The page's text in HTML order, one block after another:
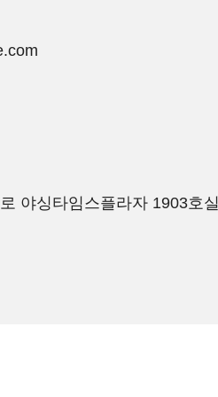
야싱타임스플라자 1903호실